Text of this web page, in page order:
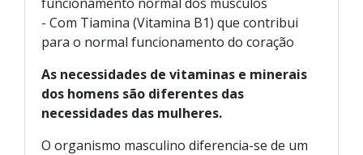
- Com Tiamina (Vitamina B1) que contribui
para o normal funcionamento do coração
As necessidades de vitaminas e minerais
dos homens são diferentes das
necessidades das mulheres.
O organismo masculino diferencia-se de um